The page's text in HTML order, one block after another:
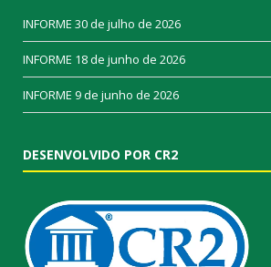
INFORME 30 de julho de 2026
INFORME 18 de junho de 2026
INFORME 9 de junho de 2026
DESENVOLVIDO POR CR2